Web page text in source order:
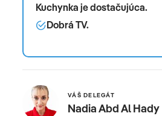
Kuchynka je dostačujúca.
Dobrá TV.
VÁŠ DELEGÁT
Nadia Abd Al Hady